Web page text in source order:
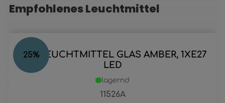
Produktgalerie überspringen
Empfohlenes Leuchtmittel
25%
LED LEUCHTMITTEL GLAS AMBER, 1XE27
LED
11526A
lagernd